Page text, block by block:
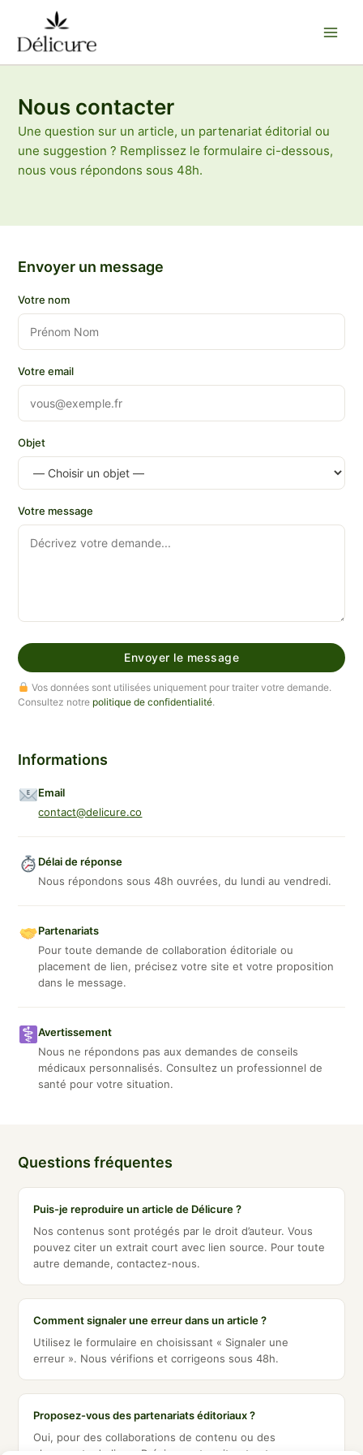
contenu
Nous contacter
Une question sur un article, un partenariat éditorial ou
une suggestion ? Remplissez le formulaire ci-dessous,
nous vous répondons sous 48h.
Envoyer un message
Votre nom
Votre email
Objet
Votre message
Envoyer le message
Vos données sont utilisées uniquement pour traiter votre demande.
Consultez notre politique de confidentialité.
Informations
Email
contact@delicure.co
Délai de réponse
Nous répondons sous 48h ouvrées, du lundi au vendredi.
Partenariats
Pour toute demande de collaboration éditoriale ou
placement de lien, précisez votre site et votre proposition
dans le message.
Avertissement
Nous ne répondons pas aux demandes de conseils
médicaux personnalisés. Consultez un professionnel de
santé pour votre situation.
Questions fréquentes
Puis-je reproduire un article de Délicure ?
Nos contenus sont protégés par le droit d’auteur. Vous
pouvez citer un extrait court avec lien source. Pour toute
autre demande, contactez-nous.
Comment signaler une erreur dans un article ?
Utilisez le formulaire en choisissant « Signaler une
erreur ». Nous vérifions et corrigeons sous 48h.
Proposez-vous des partenariats éditoriaux ?
Oui, pour des collaborations de contenu ou des